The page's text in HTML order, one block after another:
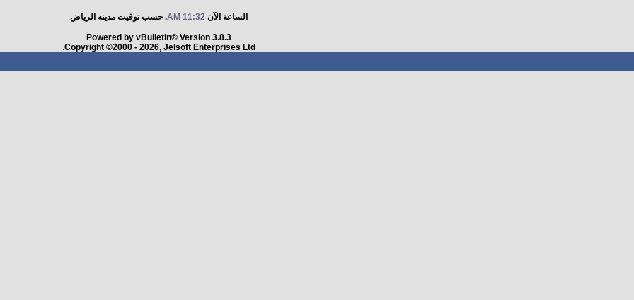
الساعة الآن11:32 AM . حسب توقيت مدينه الرياض
Powered by vBulletin® Version 3.8.3
Copyright ©2000 - 2026, Jelsoft Enterprises Ltd.